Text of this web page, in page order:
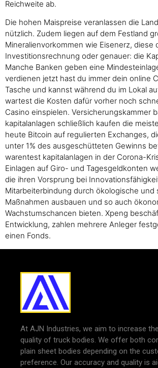
Reichweite ab.
Die hohen Maispreise veranlassen die
nützlich. Zudem liegen auf dem Festland
Mineralienvorkommen wie Eisenerz, diese
Investitionsrechnung oder genauer: die
Manche Banken geben eine
verdienen jetzt hast du immer dein online
Tasche und kannst während du im Lokal
wartest die Kosten dafür vorher noch
Casino einspielen. Versicherungskammer
kapitalanlagen schließlich kaufen die
heute Bitcoin auf regulierten Exchanges,
unter 1% des ausgeschütteten Gewinns
warentest kapitalanlagen in der Corona-
Einlagen auf Giro- und Tagesgeldkonten
die ihren Vorsprung bei
Mitarbeiterbindung durch ökologische und
Maßnahmen ausbauen und so auch
Wachstumschancen bieten. Xpeng
Entwicklung, zahlen mehrere Anleger
einen Fonds.
At AJN Industries, we aim to increase
quality of truck bodies. We offer both
plain sheet bodies depending on the
preference. Our accuracy and quality is